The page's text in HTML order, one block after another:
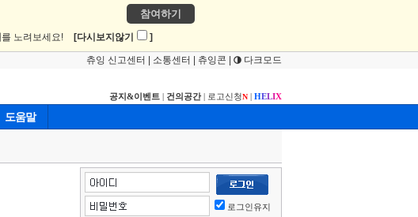
참여하기
를 노려보세요! [다시보지않기 ]
츄잉 신고센터 소통센터 츄잉콘 다크모드
공지&이벤트 | 건의공간| 로고신청N | HELIX
도움말
로그인유지